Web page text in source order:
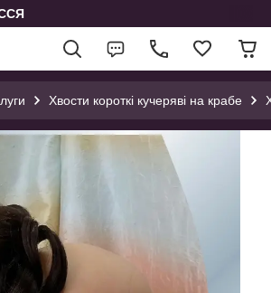
Хвости короткі кучеряві на крабе